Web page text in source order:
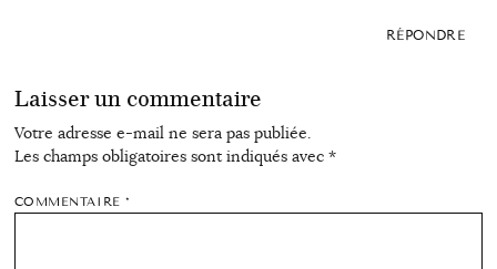
RÉPONDRE
Laisser un commentaire
Votre adresse e-mail ne sera pas publiée.
Les champs obligatoires sont indiqués avec *
COMMENTAIRE*